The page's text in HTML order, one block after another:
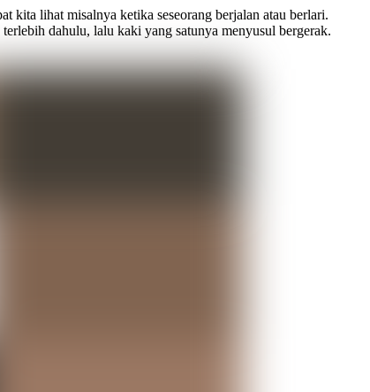
kita lihat misalnya ketika seseorang berjalan atau berlari.
dahulu, lalu kaki yang satunya menyusul bergerak.